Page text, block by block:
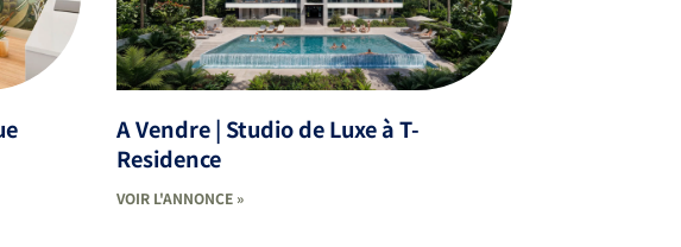
A Vendre | Studio de Luxe à T-
Residence
VOIR L'ANNONCE »